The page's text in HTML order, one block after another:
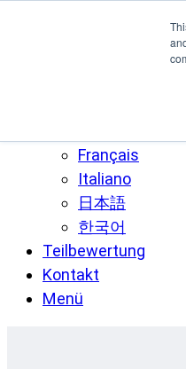
Zum Hauptinhalt springen
Français
Italiano
日本語
한국어
Teilbewertung
Kontakt
Menü